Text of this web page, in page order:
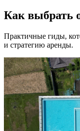
Как выбрать
Практичные гиды,
и стратегию аренды.